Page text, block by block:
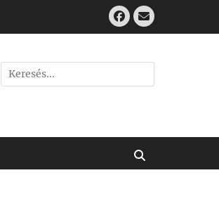
Facebook
Email
Search
for: